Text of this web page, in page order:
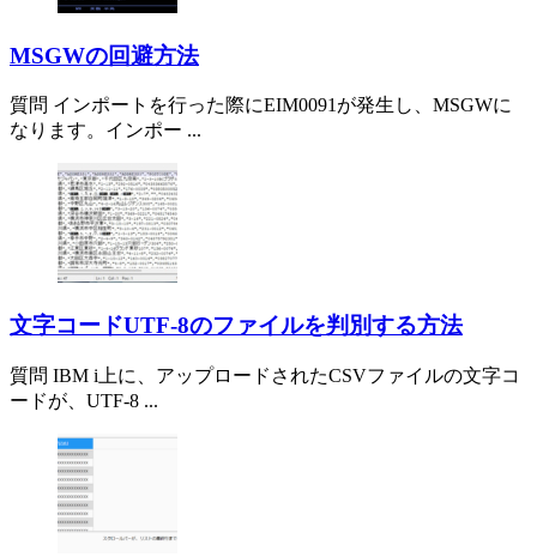
MSGWの回避方法
質問 インポートを行った際にEIM0091が発生し、MSGWに
なります。インポー ...
文字コードUTF-8のファイルを判別する方法
質問 IBM i上に、アップロードされたCSVファイルの文字コ
ードが、UTF-8 ...